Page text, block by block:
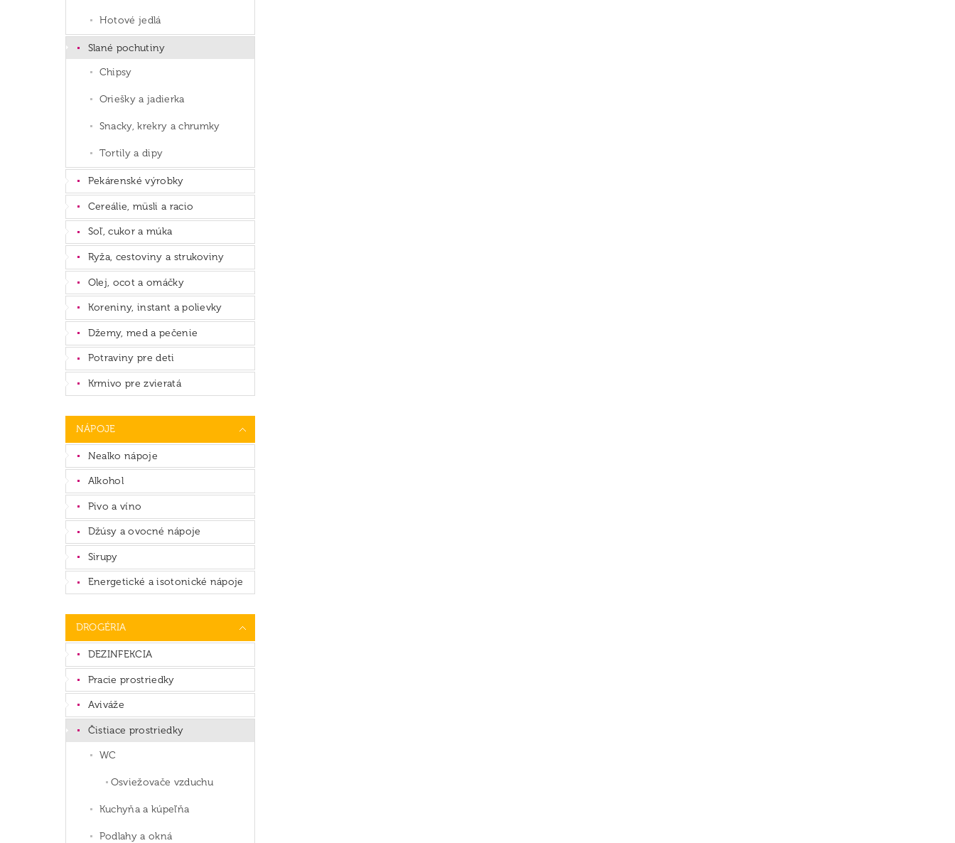
Hotové jedlá
Slané pochutiny
Chipsy
Oriešky a jadierka
Snacky, krekry a chrumky
Tortily a dipy
Pekárenské výrobky
Cereálie, müsli a racio
Soľ, cukor a múka
Ryža, cestoviny a strukoviny
Olej, ocot a omáčky
Koreniny, instant a polievky
Džemy, med a pečenie
Potraviny pre deti
Krmivo pre zvieratá
NÁPOJE
Nealko nápoje
Alkohol
Pivo a víno
Džúsy a ovocné nápoje
Sirupy
Energetické a isotonické nápoje
DROGÉRIA
DEZINFEKCIA
Pracie prostriedky
Aviváže
Čistiace prostriedky
WC
Osviežovače vzduchu
Kuchyňa a kúpeľňa
Podlahy a okná